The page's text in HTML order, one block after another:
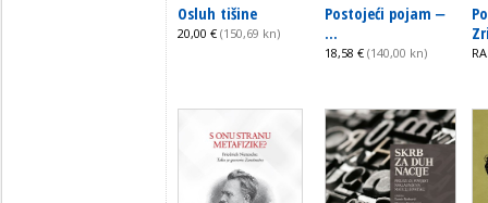
Osluh tišine
20,00 € (150,69 kn)
Postojeći pojam ‒
...
18,58 € (140,00 kn)